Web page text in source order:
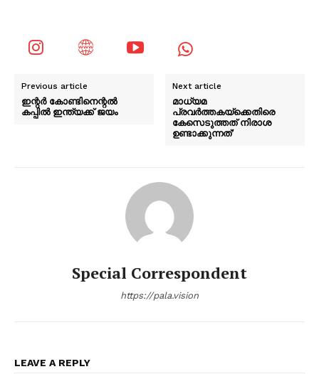
Previous article
ഇന്റർ കോണ്ടിനെന്റൽ
കപ്പിൽ ഇന്ത്യക്ക് ജയം
Next article
മാധ്യമ
പ്രവർത്തകയ്ക്കെതിരെ
കേസെടുത്തത് നിരാശ
ഉണ്ടാക്കുന്നത്’
Special Correspondent
https://pala.vision
LEAVE A REPLY